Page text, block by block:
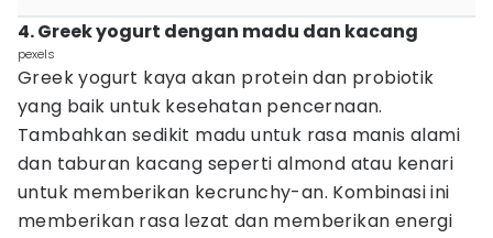
4. Greek yogurt dengan madu dan kacang
pexels
Greek yogurt kaya akan protein dan probiotik
yang baik untuk kesehatan pencernaan.
Tambahkan sedikit madu untuk rasa manis alami
dan taburan kacang seperti almond atau kenari
untuk memberikan kecrunchy-an. Kombinasi ini
memberikan rasa lezat dan memberikan energi